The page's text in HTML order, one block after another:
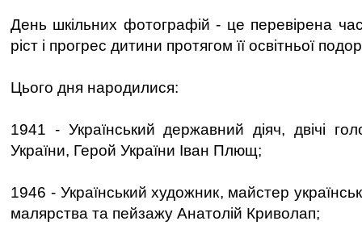
День шкільних фотографій - це перевірена
ріст і прогрес дитини протягом її освітньої
Цього дня народилися:
1941 - Український державний діяч, двічі
України, Герой України Іван Плющ;
1946 - Український художник, майстер
малярства та пейзажу Анатолій Криволап;